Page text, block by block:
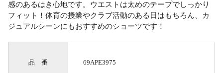
感のあるはき心地です。ウエストは太めのテープでしっかり
フィット！体育の授業やクラブ活動のある日はもちろん、カ
ジュアルシーンにもおすすめのショーツです！
品 番 69APE3975